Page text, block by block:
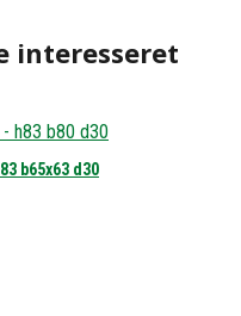
interesseret
b65x63 d30